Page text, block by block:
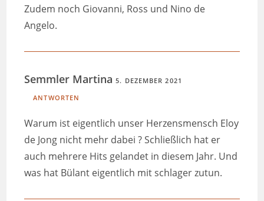
Zudem noch Giovanni, Ross und Nino de
Angelo.
Semmler Martina5. DEZEMBER 2021
ANTWORTEN
Warum ist eigentlich unser Herzensmensch Eloy
de Jong nicht mehr dabei ? Schließlich hat er
auch mehrere Hits gelandet in diesem Jahr. Und
was hat Bülant eigentlich mit schlager zutun.